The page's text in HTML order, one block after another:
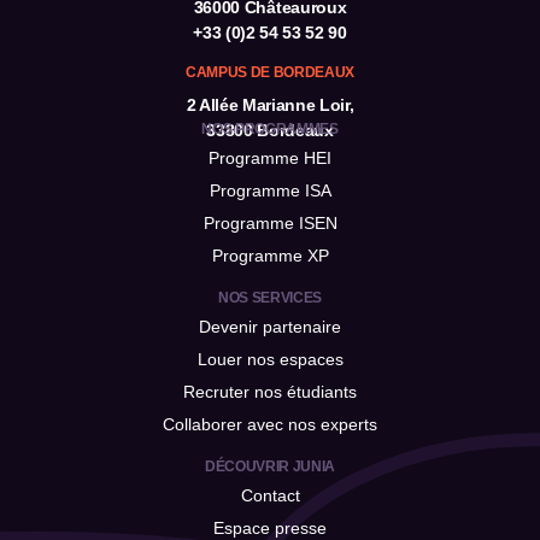
36000 Châteauroux
+33 (0)2 54 53 52 90
CAMPUS DE BORDEAUX
2 Allée Marianne Loir,
33800 Bordeaux
NOS PROGRAMMES
Programme HEI
Programme ISA
Programme ISEN
Programme XP
NOS SERVICES
Devenir partenaire
Louer nos espaces
Recruter nos étudiants
Collaborer avec nos experts
DÉCOUVRIR JUNIA
Contact
Espace presse